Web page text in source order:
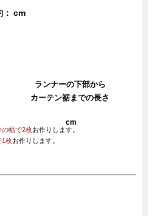
cm
の幅で2枚お作りします。
1枚お作りします。
ランナーの下部から
カーテン裾までの長さ
cm